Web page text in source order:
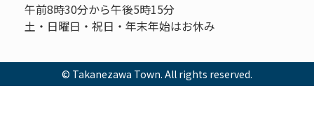
午前8時30分から午後5時15分
土・日曜日・祝日・年末年始はお休み
© Takanezawa Town. All rights reserved.